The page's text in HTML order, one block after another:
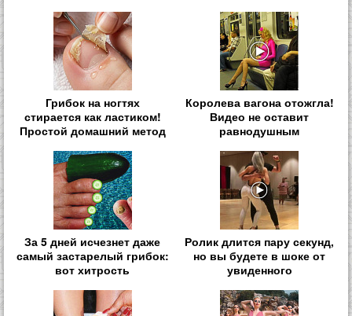
Грибок на ногтях
стирается как ластиком!
Простой домашний метод
Королева вагона отожгла!
Видео не оставит
равнодушным
За 5 дней исчезнет даже
самый застарелый грибок:
вот хитрость
Ролик длится пару секунд,
но вы будете в шоке от
увиденного